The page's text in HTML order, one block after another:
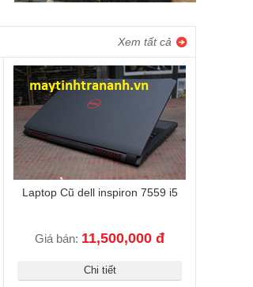
Xem tất cả
Laptop Cũ dell inspiron 7559 i5
Giá bán: 11,500,000 đ
Chi tiết